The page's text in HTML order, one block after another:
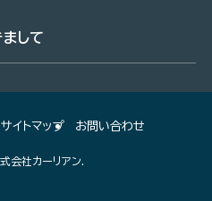
して
サイトマップ お問い合わせ
会社カーリアン.